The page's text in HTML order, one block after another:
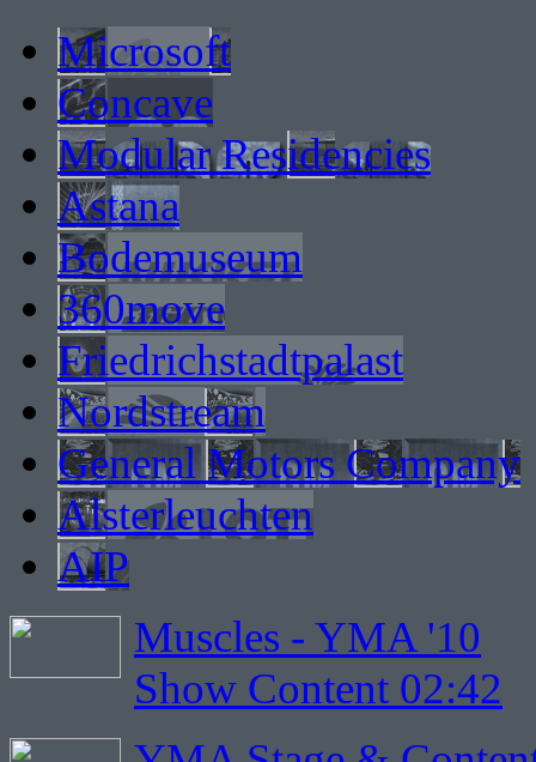
Microsoft
Concave
Modular Residencies
Astana
Bodemuseum
360move
Friedrichstadtpalast
Nordstream
General Motors Company
Alsterleuchten
AIP
Muscles - YMA '10
Show Content 02:42